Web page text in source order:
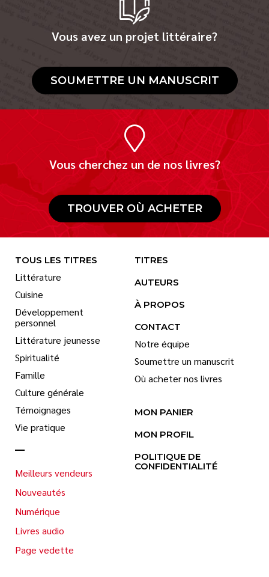
Vous avez un projet littéraire?
SOUMETTRE UN MANUSCRIT
Vous cherchez un de nos livres?
TROUVER OÙ ACHETER
TOUS LES TITRES
Littérature
Cuisine
Développement
personnel
Littérature jeunesse
Spiritualité
Famille
Culture générale
Témoignages
Vie pratique
Meilleurs vendeurs
Nouveautés
Numérique
Livres audio
Page vedette
TITRES
AUTEURS
À PROPOS
CONTACT
Notre équipe
Soumettre un manuscrit
Où acheter nos livres
MON PANIER
MON PROFIL
POLITIQUE DE
CONFIDENTIALITÉ